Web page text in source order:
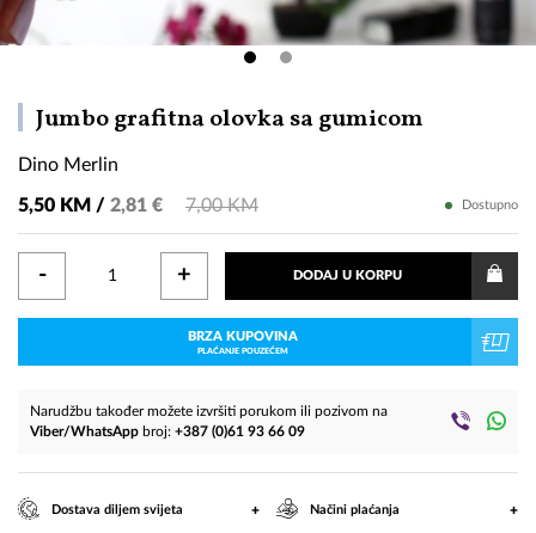
Jumbo grafitna olovka sa gumicom
Dino Merlin
5,50 KM / 2,81 € 7,00 KM Dostupno
- + DODAJ U KORPU
BRZA KUPOVINA
PLAĆANJE POUZEĆEM
Narudžbu također možete izvršiti porukom ili pozivom na
Viber/WhatsApp broj: +387 (0)61 93 66 09
Dostava diljem svijeta + Načini plaćanja +